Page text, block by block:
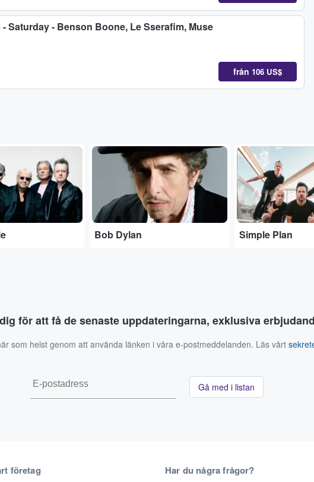
Saturday - Benson Boone, Le Sserafim, Muse
från 106 US$
...
Bob Dylan
...
Simple Plan
för att få de senaste uppdateringarna, exklusiva
som helst genom att använda länken i våra e-postmeddelanden. Läs vårt
Gå med i listan
företag Har du några frågor?